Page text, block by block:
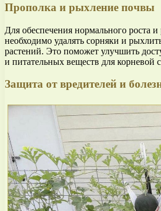
Прополка и рыхление почвы
Для обеспечения нормального роста и
необходимо удалять сорняки и
растений. Это поможет улучшить
и питательных веществ для корневой
Защита от вредителей и